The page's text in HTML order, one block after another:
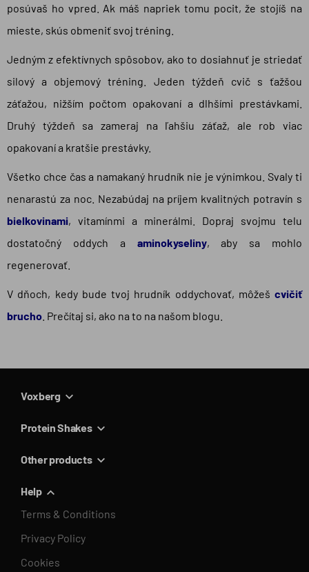
posúvaš ho vpred. Ak máš napriek tomu pocit, že stojíš na
mieste, skús obmeniť svoj tréning.
Jedným z efektívnych spôsobov, ako to dosiahnuť je striedať
silový a objemový tréning. Jeden týždeň cvič s ťažšou
záťažou, nižším počtom opakovaní a dlhšími prestávkami.
Druhý týždeň sa zameraj na ľahšiu záťaž, ale rob viac
opakovaní a kratšie prestávky.
Všetko chce čas a namakaný hrudník nie je výnimkou. Svaly ti
nenarastú za noc. Nezabúdaj na príjem kvalitných potravín s
bielkovinami, vitamínmi a minerálmi. Dopraj svojmu telu
dostatočný oddych a aminokyseliny, aby sa mohlo
regenerovať.
V dňoch, kedy bude tvoj hrudník oddychovať, môžeš cvičiť
brucho . Prečítaj si, ako na to na našom blogu.
Voxberg
Protein Shakes
Other products
Help
Terms & Conditions
Privacy Policy
Cookies